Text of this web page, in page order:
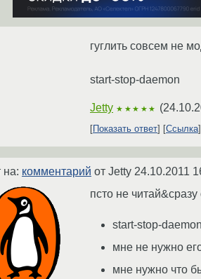
гуглить совсем не
start-stop-daemon
Jetty ★★★★★ (
Показать ответ Ссылка
на: комментарий от Jetty 24.10.2011
псто не читай&сразу
start-stop-
мне не нужно
мне нужно что